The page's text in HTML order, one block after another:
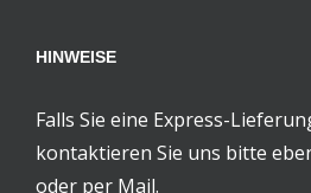
HINWEISE
Falls Sie eine Express-
kontaktieren Sie uns bitte
oder per Mail.